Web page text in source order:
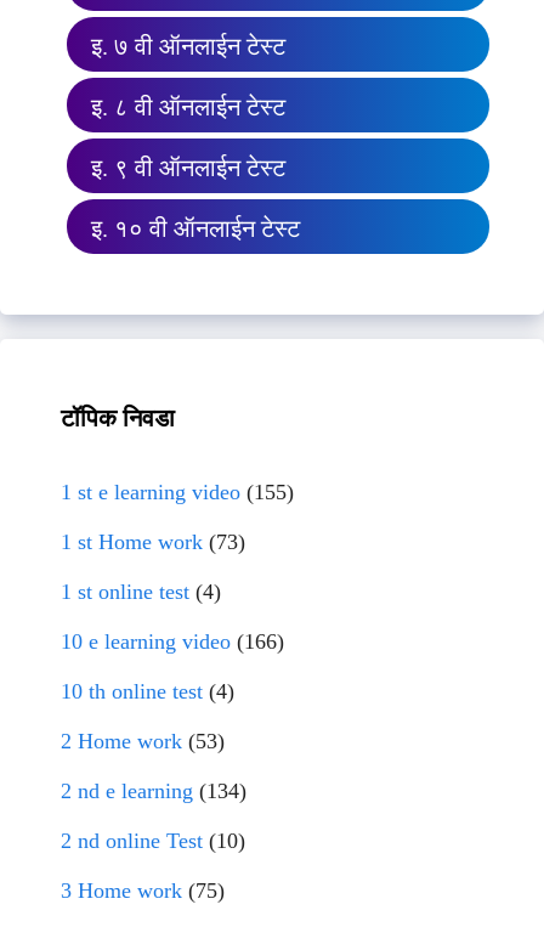
इ. ७ वी ऑनलाईन टेस्ट
इ. ८ वी ऑनलाईन टेस्ट
इ. ९ वी ऑनलाईन टेस्ट
इ. १० वी ऑनलाईन टेस्ट
टॉपिक निवडा
1 st e learning video (155)
1 st Home work (73)
1 st online test (4)
10 e learning video (166)
10 th online test (4)
2 Home work (53)
2 nd e learning (134)
2 nd online Test (10)
3 Home work (75)